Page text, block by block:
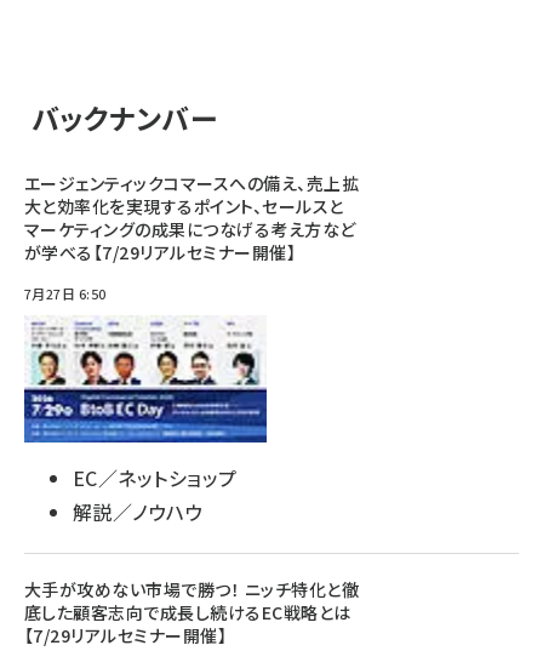
バックナンバー
エージェンティックコマースへの備え、売上拡
大と効率化を実現するポイント、セールスと
マーケティングの成果につなげる考え方など
が学べる【7/29リアルセミナー開催】
7月27日 6:50
EC／ネットショップ
解説／ノウハウ
大手が攻めない市場で勝つ！ ニッチ特化と徹
底した顧客志向で成長し続けるEC戦略とは
【7/29リアルセミナー開催】